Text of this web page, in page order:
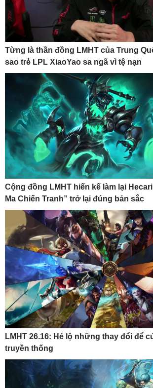
Từng là thần đồng LMHT của Trung
sao trẻ LPL XiaoYao sa ngã vì tệ nạn
Cộng đồng LMHT hiến kế làm lại
Ma Chiến Tranh” trở lại đúng bản sắc
LMHT 26.16: Hé lộ những thay đổi để
truyền thống